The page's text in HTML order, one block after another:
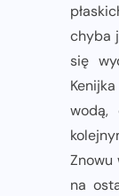
chyba
się
Znowu
na